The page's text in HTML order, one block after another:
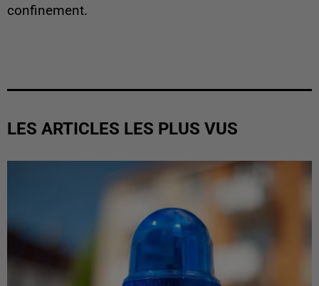
confinement.
LES ARTICLES LES PLUS VUS